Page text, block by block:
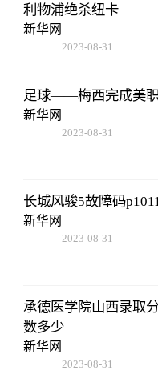
利物浦绝杀纽卡
新华网
2023-08-31
足球——梅西完成美
新华网
2023-08-31
长城风骏5故障码
新华网
2023-08-31
承德医学院山西录取
数多少
新华网
2023-08-31